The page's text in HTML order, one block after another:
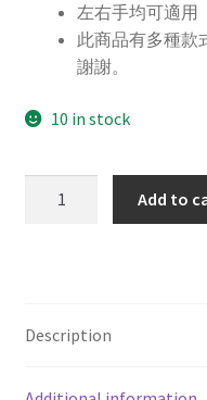
左右手均可適用
此商品有多種款
謝謝。
10 in stock
Add to
Description